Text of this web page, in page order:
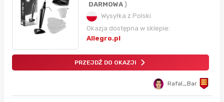
DARMOWA)
Wysyłka z Polski
Okazja dostępna w sklepie:
Allegro.pl
PRZEJDŹ DO OKAZJI
Rafal_Bar